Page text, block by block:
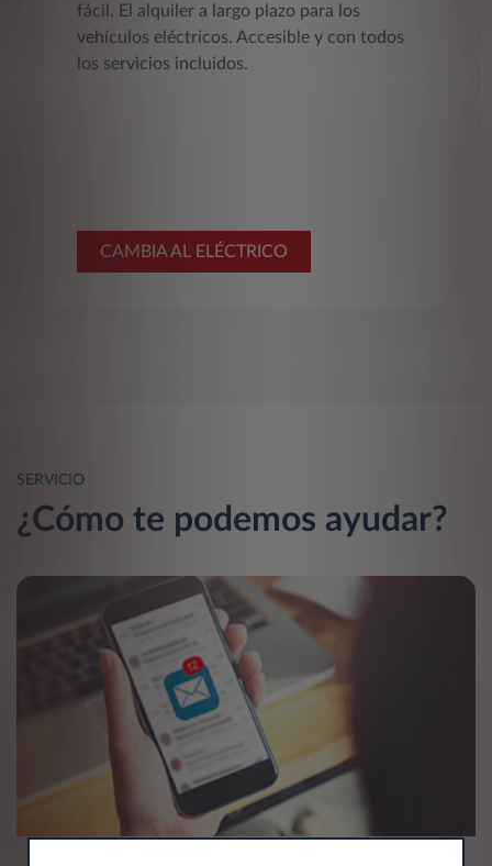
fácil. El alquiler a largo plazo para los
vehículos eléctricos. Accesible y con todos
los servicios incluidos.
CAMBIA AL ELÉCTRICO
SERVICIO
¿Cómo te podemos ayudar?